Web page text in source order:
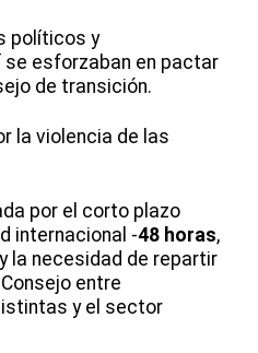
políticos y
se esforzaban en pactar
de transición.
la violencia de las
por el corto plazo
internacional -48 horas,
la necesidad de repartir
entre
y el sector